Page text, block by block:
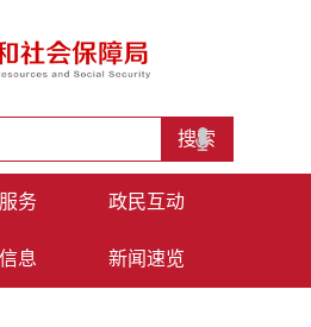
务 政民互动
息 新闻速览